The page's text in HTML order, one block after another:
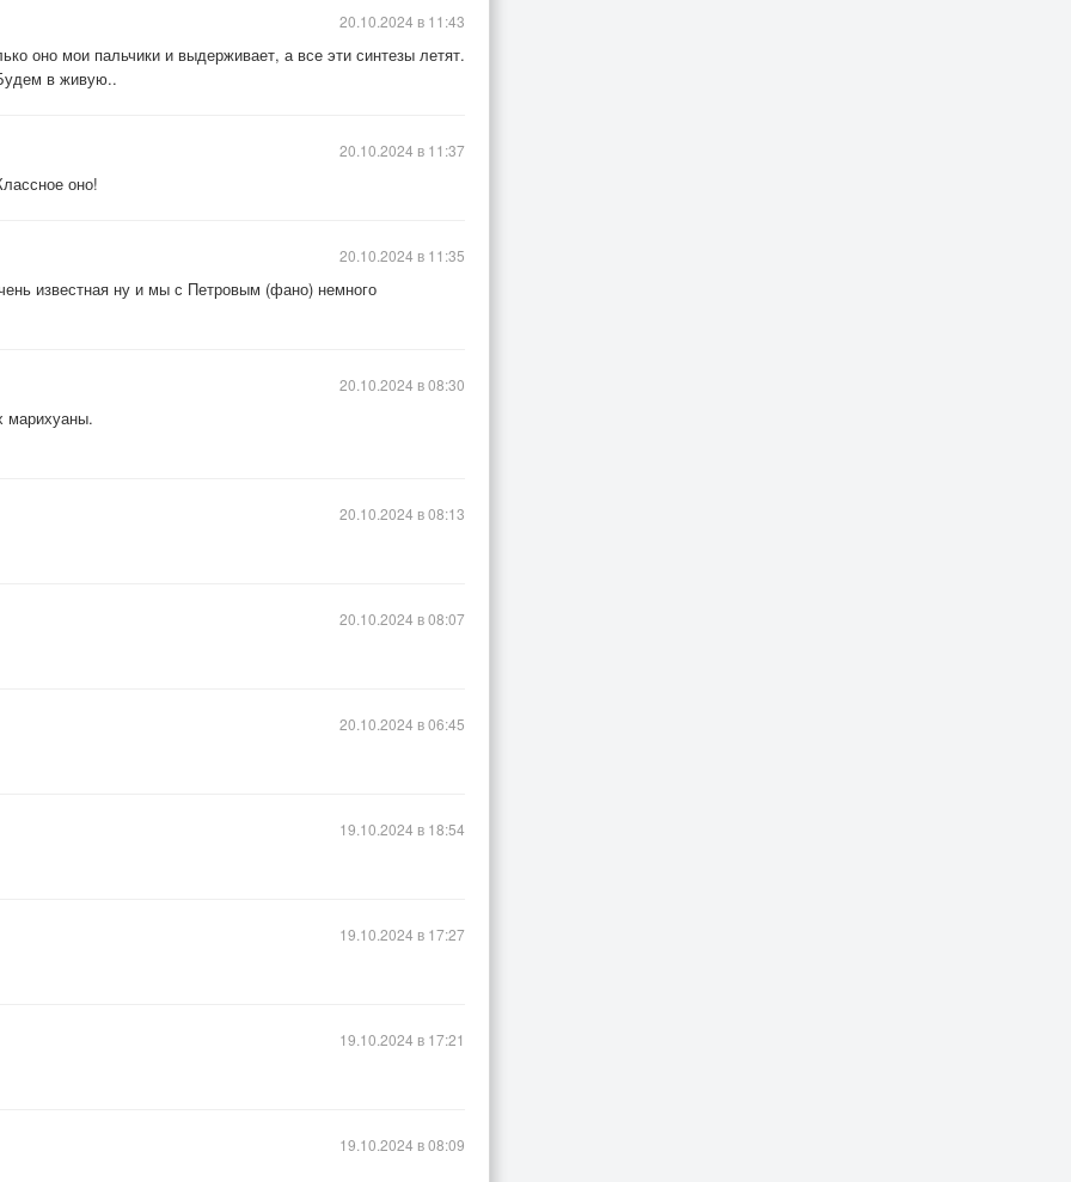
в раю»
у нас в крови,
не уйти»,
оно мои пальчики и выдерживает, а все эти синтезы летят.
в живую..
20.10.2024 в 11:43
оно!
20.10.2024 в 11:37
известная ну и мы с Петровым (фано) немного
20.10.2024 в 11:35
марихуаны.
20.10.2024 в 08:30
20.10.2024 в 08:13
20.10.2024 в 08:07
20.10.2024 в 06:45
19.10.2024 в 18:54
19.10.2024 в 17:27
19.10.2024 в 17:21
19.10.2024 в 08:09